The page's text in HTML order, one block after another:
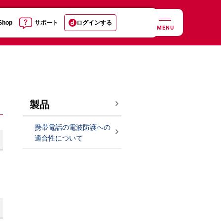
サポート ログインする
MENU
製品
携帯電話の電波防護への
適合性について